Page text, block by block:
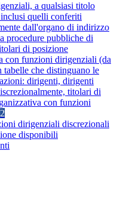
a qualsiasi titolo
quelli conferiti
dall'organo di indirizzo
procedure pubbliche di
di posizione
con funzioni dirigenziali (da
tabelle che distinguano le
dirigenti, dirigenti
titolari di
con funzioni
2
dirigenziali discrezionali
disponibili